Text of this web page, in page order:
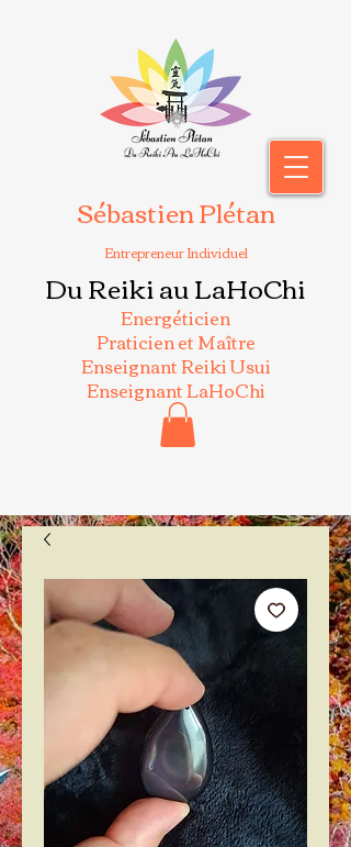
Sébastien Plétan
Entrepreneur Individuel
Du Reiki au LaHoChi
Energéticien
Praticien et Maître
Enseignant Reiki Usui
Enseignant LaHoChi